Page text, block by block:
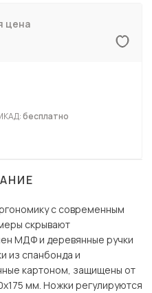
цена
бесплатно
с современным
скрывают
МДФ и деревянные ручки
из спанбонда и
картоном, защищены от
мм. Ножки регулируются